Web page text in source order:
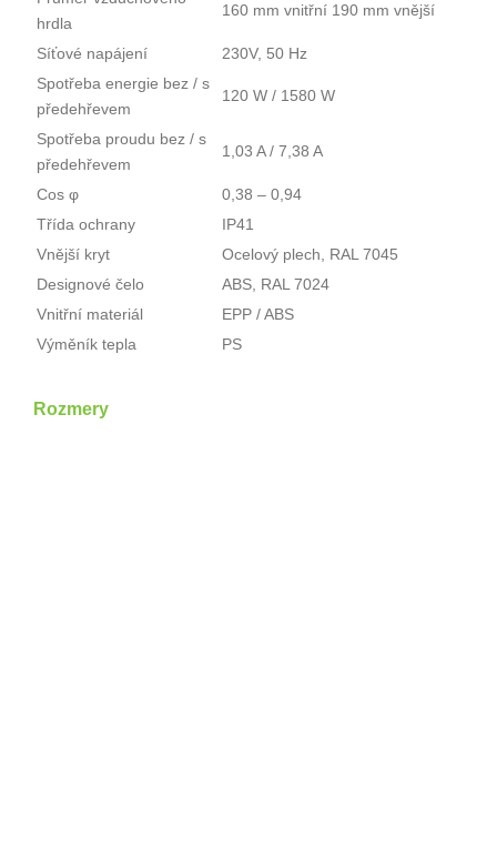
hrdla
160 mm vnitřní 190 mm vnější
Síťové napájení
230V, 50 Hz
Spotřeba energie bez / s
předehřevem
120 W / 1580 W
Spotřeba proudu bez / s
předehřevem
1,03 A / 7,38 A
Cos φ
0,38 – 0,94
Třída ochrany
IP41
Vnější kryt
Ocelový plech, RAL 7045
Designové čelo
ABS, RAL 7024
Vnitřní materiál
EPP / ABS
Výměník tepla
PS
Rozmery